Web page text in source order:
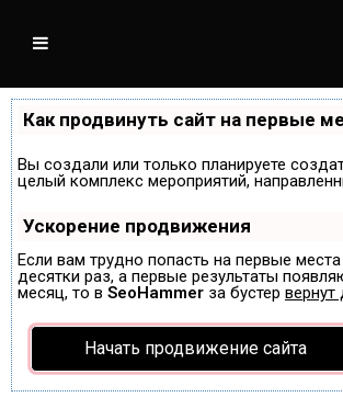
Как продвинуть сайт на первые
Вы создали или только планируете
целый комплекс мероприятий,
Ускорение продвижения
Если вам трудно попасть на первые
десятки раз, а первые результаты
месяц, то в SeoHammer за бустер вернут
Начать продвижение сайта